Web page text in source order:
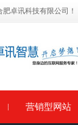
卓讯科技有限公司！
营销型网站